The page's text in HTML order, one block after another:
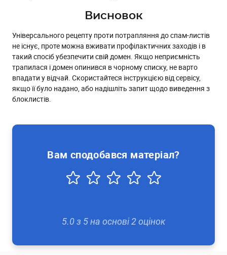
Висновок
Універсального рецепту проти потрапляння до спам-листів
не існує, проте можна вживати профілактичних заходів і в
такий спосіб убезпечити свій домен. Якщо неприємність
трапилася і домен опинився в чорному списку, не варто
впадати у відчай. Скористайтеся інструкцією від сервісу,
якщо її було надано, або надішліть запит щодо виведення з
блоклистів.
Вам сподобався матеріал?
5.0з 5на основі2оцінок